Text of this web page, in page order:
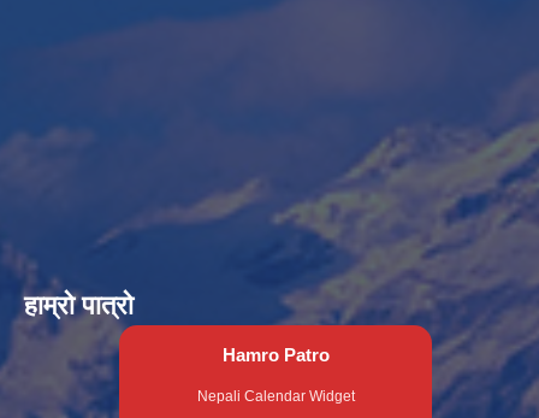
हाम्रो पात्रो
Hamro Patro
Nepali Calendar Widget